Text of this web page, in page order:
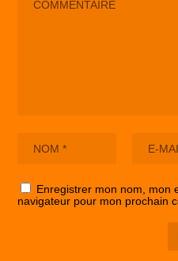
Enregistrer mon nom, mon
navigateur pour mon prochain